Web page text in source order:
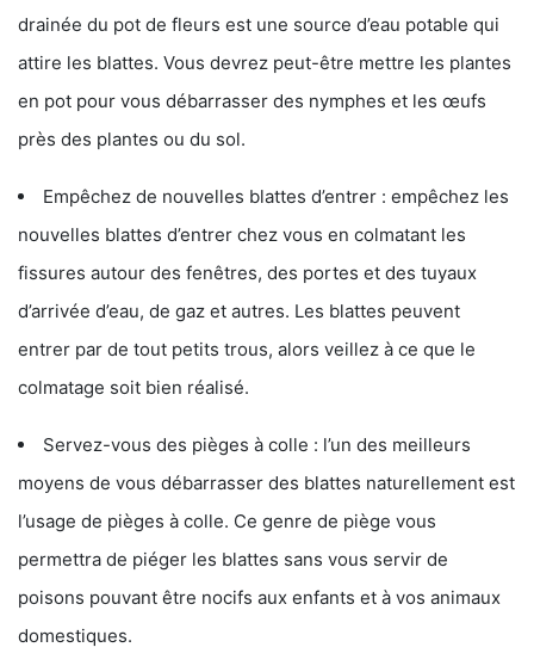
drainée du pot de fleurs est une source d’eau potable qui
attire les blattes. Vous devrez peut-être mettre les plantes
en pot pour vous débarrasser des nymphes et les œufs
près des plantes ou du sol.
Empêchez de nouvelles blattes d’entrer : empêchez les
nouvelles blattes d’entrer chez vous en colmatant les
fissures autour des fenêtres, des portes et des tuyaux
d’arrivée d’eau, de gaz et autres. Les blattes peuvent
entrer par de tout petits trous, alors veillez à ce que le
colmatage soit bien réalisé.
Servez-vous des pièges à colle : l’un des meilleurs
moyens de vous débarrasser des blattes naturellement est
l’usage de pièges à colle. Ce genre de piège vous
permettra de piéger les blattes sans vous servir de
poisons pouvant être nocifs aux enfants et à vos animaux
domestiques.